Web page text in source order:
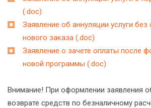
(.doc)
Заявление об аннуляции услуги
нового заказа (.doc)
Заявление о зачете оплаты после
новой программы (.doc)
Внимание! При оформлении заявления
возврате средств по безналичному